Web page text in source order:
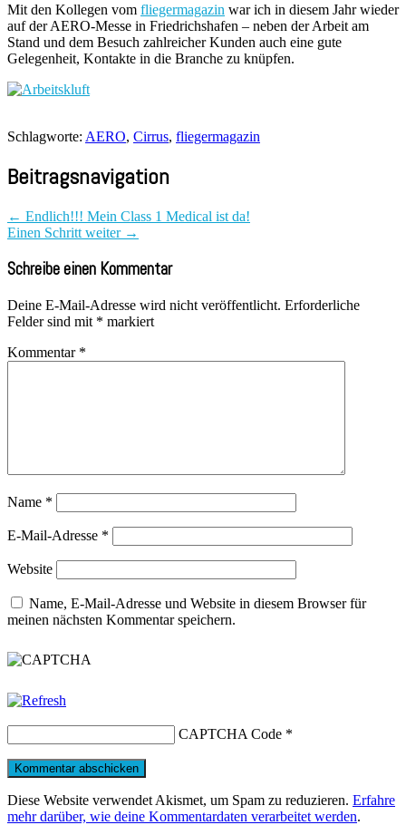
Mit den Kollegen vom fliegermagazin war ich in diesem Jahr wieder
auf der AERO-Messe in Friedrichshafen – neben der Arbeit am
Stand und dem Besuch zahlreicher Kunden auch eine gute
Gelegenheit, Kontakte in die Branche zu knüpfen.
Schlagworte: AERO, Cirrus, fliegermagazin
Beitragsnavigation
← Endlich!!! Mein Class 1 Medical ist da!
Einen Schritt weiter →
Schreibe einen Kommentar
Deine E-Mail-Adresse wird nicht veröffentlicht. Erforderliche
Felder sind mit * markiert
Kommentar *
Name *
E-Mail-Adresse *
Website
Name, E-Mail-Adresse und Website in diesem Browser für
meinen nächsten Kommentar speichern.
CAPTCHA Code *
Diese Website verwendet Akismet, um Spam zu reduzieren. Erfahre
mehr darüber, wie deine Kommentardaten verarbeitet werden.